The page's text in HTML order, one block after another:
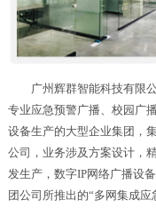
广州辉群智能科技有限
专业应急预警广播、校园广
设备生产的大型企业集团，
公司，业务涉及方案设计，
发生产，数字IP网络广播设
团公司所推出的“多网集成